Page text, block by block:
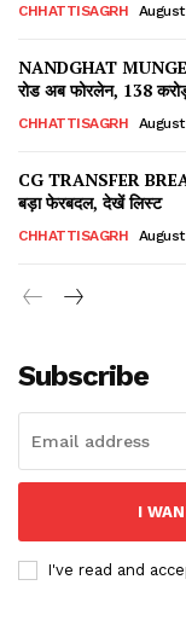
CHHATTISAGRH
NANDGHAT
रोड अब फोरलेन, 138
CHHATTISAGRH
CG TRANSFER
बड़ा फेरबदल, देखें लिस्ट
CHHATTISAGRH
Subscribe
I
I've read and